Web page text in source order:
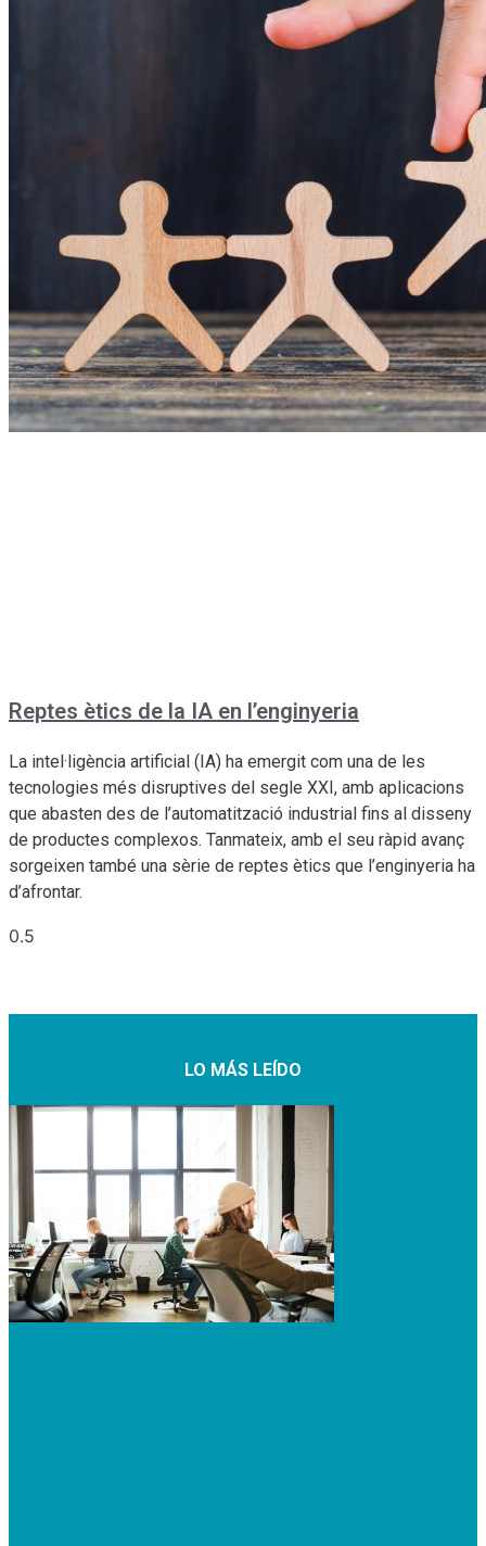
Reptes ètics de la IA en l’enginyeria
La intel·ligència artificial (IA) ha emergit com una de les
tecnologies més disruptives del segle XXI, amb aplicacions
que abasten des de l’automatització industrial fins al disseny
de productes complexos. Tanmateix, amb el seu ràpid avanç
sorgeixen també una sèrie de reptes ètics que l’enginyeria ha
d’afrontar.
LO MÁS LEÍDO